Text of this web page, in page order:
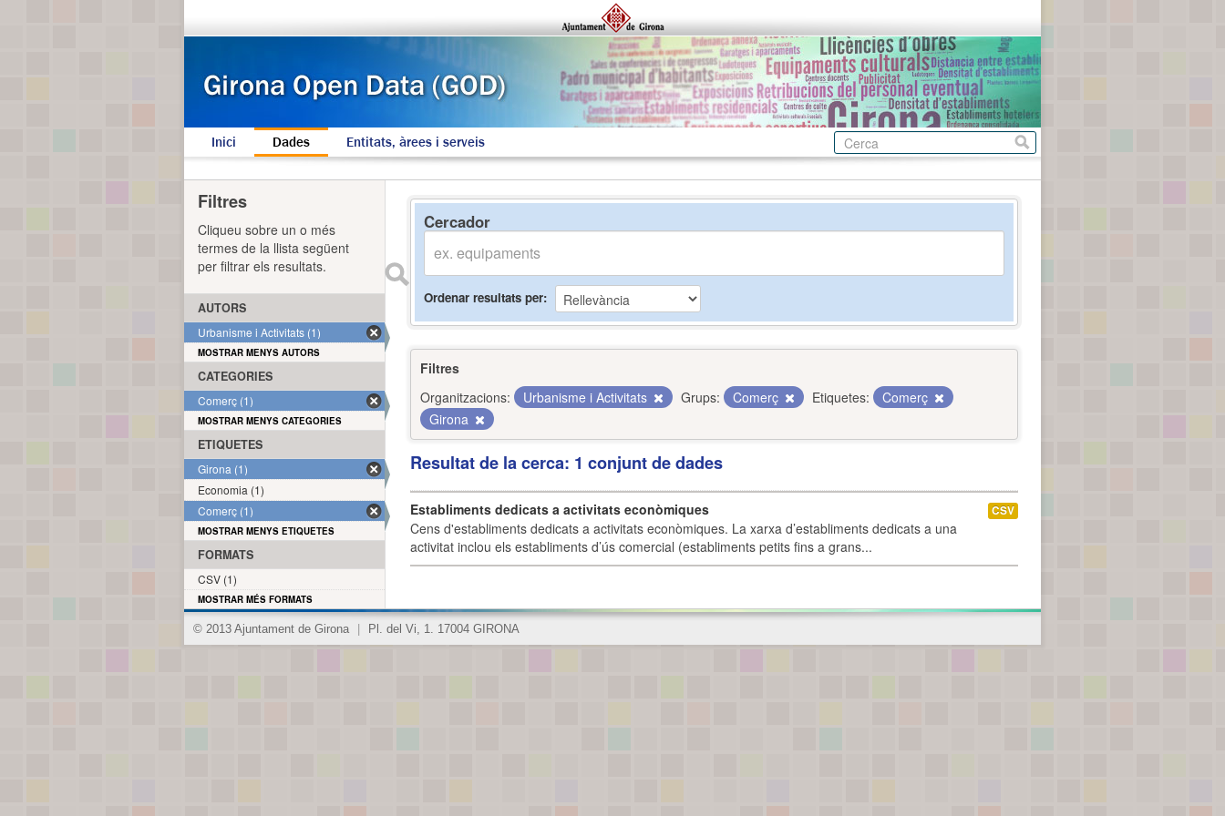
Inici Dades Entitats, àrees i serveis
Cercador
Ordenar resultats per
Filtres
Organitzacions:
Urbanisme i Activitats Grups: Comerç Etiquetes:
Comerç
Girona
Resultat de la cerca: 1 conjunt de dades
Establiments dedicats a activitats econòmiques
Cens d'establiments dedicats a activitats econòmiques. La xarxa d’establiments dedicats a una
activitat inclou els establiments d’ús comercial (establiments petits fins a grans...
CSV
Filtres
Cliqueu sobre un o més
termes de la llista següent
per filtrar els resultats.
AUTORS
Urbanisme i Activitats (1)
MOSTRAR MENYS AUTORS
CATEGORIES
Comerç (1)
MOSTRAR MENYS CATEGORIES
ETIQUETES
Girona (1)
Economia (1)
Comerç (1)
MOSTRAR MENYS ETIQUETES
FORMATS
CSV (1)
MOSTRAR MÉS FORMATS
© 2013 Ajuntament de Girona Pl. del Vi, 1. 17004 GIRONA